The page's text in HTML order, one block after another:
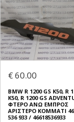
€ 60.00
BMW R 1200 GS K50, R
K50, R 1200 GS
ΦΤΕΡO ΑΝΩ ΕΜΠΡΟΣ
ΑΡΙΣΤΕΡΟ ΚΟΜΜΑΤΙ 46
536 933 / 46618536933